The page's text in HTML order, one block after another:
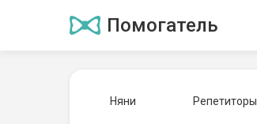
Помогатель
Няни Репетиторы